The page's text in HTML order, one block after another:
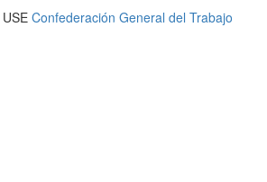
USEConfederación General del Trabajo